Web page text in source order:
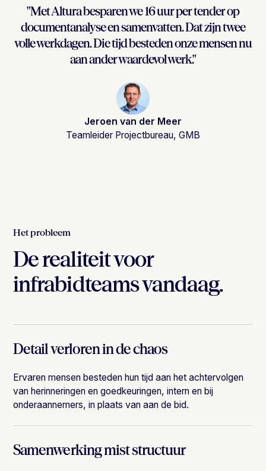
"Met Altura besparen we 16 uur per tender op
documentanalyse en samenvatten. Dat zijn twee
volle werkdagen. Die tijd besteden onze mensen nu
aan ander waardevol werk."
Jeroen van der Meer
Teamleider Projectbureau, GMB
Het probleem
De realiteit voor
infrabidteams vandaag.
Detail verloren in de chaos
Ervaren mensen besteden hun tijd aan het achtervolgen
van herinneringen en goedkeuringen, intern en bij
onderaannemers, in plaats van aan de bid.
Samenwerking mist structuur